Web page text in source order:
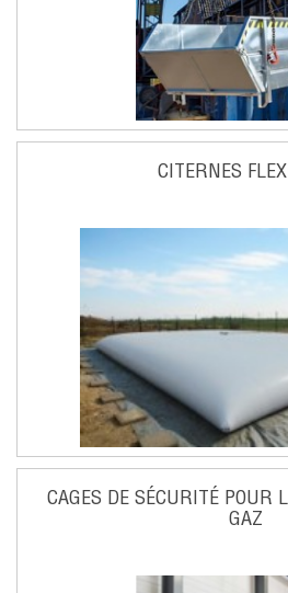
CITERNES
CAGES DE SÉCURITÉ POUR
GAZ